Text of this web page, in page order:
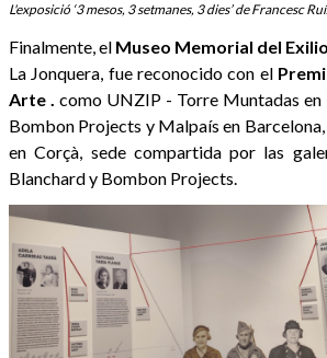
L'exposició ‘3 mesos, 3 setmanes, 3 dies’ de Francesc
Finalmente, el Museo Memorial del
La Jonquera, fue reconocido con el
Arte
como UNZIP - Torre Muntadas en
Bombon Projects y Malpaís en
en Corçà, sede compartida por las
Blanchard y Bombon Projects.